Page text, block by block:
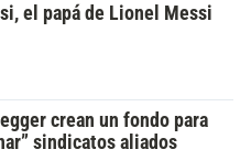
el papá de Lionel Messi
crean un fondo para
sindicatos aliados